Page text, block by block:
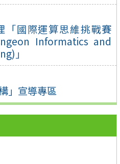
「國際運算思維挑戰賽
Informatics and
」
」宣導專區